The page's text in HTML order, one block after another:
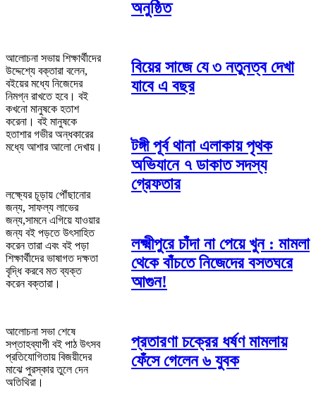
আলোচনা সভায় শিক্ষার্থীদের
উদ্দেশ্যে বক্তারা বলেন,
বইয়ের মধ্যে নিজেদের
নিমগ্ন রাখতে হবে। বই
কখনো মানুষকে হতাশ
করেনা। বই মানুষকে
হতাশার গভীর অন্ধকারের
মধ্যে আশার আলো দেখায়।
লক্ষ্যের চূড়ায় পৌঁছানোর
জন্য, সাফল্য লাভের
জন্য,সামনে এগিয়ে যাওয়ার
জন্য বই পড়তে উৎসাহিত
করেন তারা এবং বই পড়া
শিক্ষার্থীদের ভাষাগত দক্ষতা
বৃদ্ধি করবে মত ব্যক্ত
করেন বক্তারা।
আলোচনা সভা শেষে
সপ্তাহব্যাপী বই পাঠ উৎসব
প্রতিযোগিতায় বিজয়ীদের
মাঝে পুরস্কার তুলে দেন
অতিথিরা।
অনুষ্ঠিত
বিয়ের সাজে যে ৩ নতুনত্ব দেখা
যাবে এ বছর
টঙ্গী পূর্ব থানা এলাকায় পৃথক
অভিযানে ৭ ডাকাত সদস্য
গ্রেফতার
লক্ষ্মীপুরে চাঁদা না পেয়ে খুন : মামলা
থেকে বাঁচতে নিজেদের বসতঘরে
আগুন!
প্রতারণা চক্রের ধর্ষণ মামলায়
ফেঁসে গেলেন ৬ যুবক